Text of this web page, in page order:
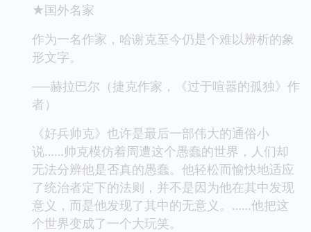
★国外名家
作为一名作家，哈谢克至今仍是个难以辨析的象
形文字。
──赫拉巴尔（捷克作家，《过于喧嚣的孤独》作
者）
《好兵帅克》也许是最后一部伟大的通俗小
说……帅克模仿着周遭这个愚蠢的世界，人们却
无法分辨他是否真的愚蠢。他轻松而愉快地适应
了统治者定下的法则，并不是因为他在其中发现
意义，而是他发现了其中的无意义。……他把这
个世界变成了一个大玩笑。